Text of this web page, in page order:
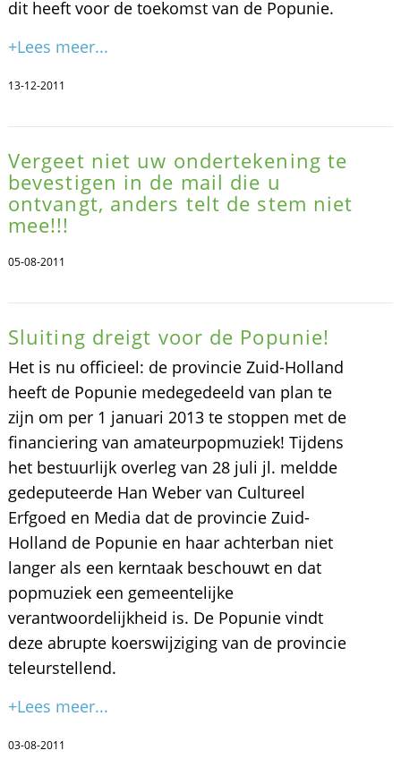
dit heeft voor de toekomst van de Popunie.
+Lees meer...
13-12-2011
Vergeet niet uw ondertekening te
bevestigen in de mail die u
ontvangt, anders telt de stem niet
mee!!!
05-08-2011
Sluiting dreigt voor de Popunie!
Het is nu officieel: de provincie Zuid-Holland
heeft de Popunie medegedeeld van plan te
zijn om per 1 januari 2013 te stoppen met de
financiering van amateurpopmuziek! Tijdens
het bestuurlijk overleg van 28 juli jl. meldde
gedeputeerde Han Weber van Cultureel
Erfgoed en Media dat de provincie Zuid-
Holland de Popunie en haar achterban niet
langer als een kerntaak beschouwt en dat
popmuziek een gemeentelijke
verantwoordelijkheid is. De Popunie vindt
deze abrupte koerswijziging van de provincie
teleurstellend.
+Lees meer...
03-08-2011